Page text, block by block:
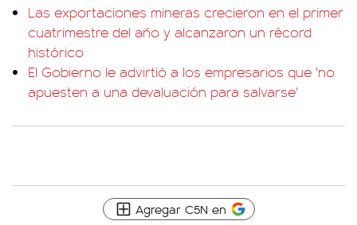
Las exportaciones mineras crecieron en el primer
cuatrimestre del año y alcanzaron un récord
histórico
El Gobierno le advirtió a los empresarios que 'no
apuesten a una devaluación para salvarse'
Agregar C5N en